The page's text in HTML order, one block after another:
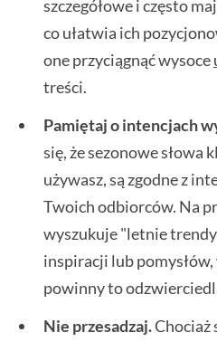
szczegółowe i często
co ułatwia ich
one przyciągnąć wysoce
treści.
Pamiętaj o intencjach
się, że sezonowe słowa
używasz, są zgodne z
Twoich odbiorców. Na
wyszukuje "letnie trendy
inspiracji lub
powinny to
Nie przesadzaj.Chociaż